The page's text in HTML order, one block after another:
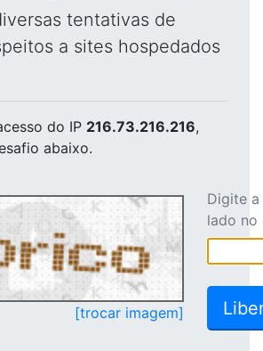
tentativas de
a sites hospedados
do IP 216.73.216.216,
abaixo.
[trocar imagem]
Digite
lado no